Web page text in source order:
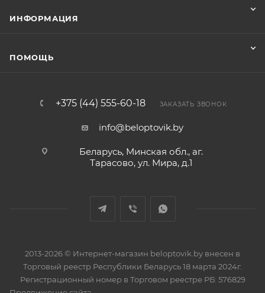
ИНФОРМАЦИЯ
ПОМОЩЬ
+375 (44) 555-60-18 ЗАКАЗАТЬ ЗВОНОК
info@beloptovik.by
Беларусь, Минская обл., аг.
Тарасово, ул. Мира, д.1
2013-2026 © Интернет-магазин beloptovik.by внесен в
Торговый реестр Республики Беларусь 18 марта 2024г.
Регистрационный номер в Торговом реестре РБ: 576829